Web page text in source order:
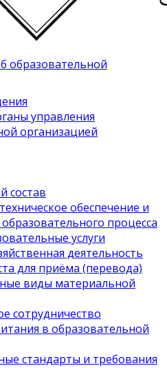
образовательной
управления
организацией
состав
обеспечение и
процесса
услуги
деятельность
для приёма (перевода)
виды материальной
сотрудничество
в образовательной
стандарты и требования